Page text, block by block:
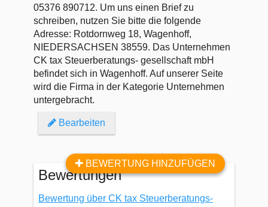
05376 890712. Um uns einen Brief zu
schreiben, nutzen Sie bitte die folgende
Adresse: Rotdornweg 18, Wagenhoff,
NIEDERSACHSEN 38559. Das Unternehmen
CK tax Steuerberatungs- gesellschaft mbH
befindet sich in Wagenhoff. Auf unserer Seite
wird die Firma in der Kategorie Unternehmen
untergebracht.
Bearbeiten
BEWERTUNG HINZUFÜGEN
Bewertungen
Bewertung über CK tax Steuerberatungs-